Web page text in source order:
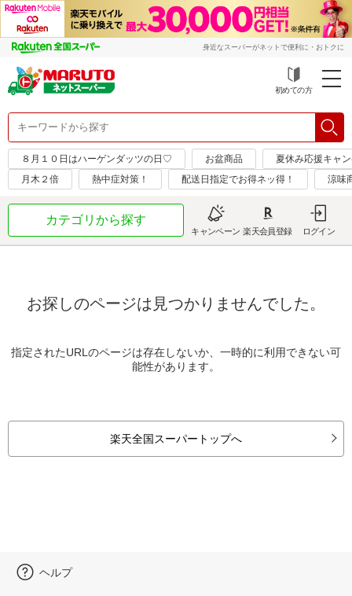
身近なスーパーがネットで便利に・おトクに
初めての方
８月１０日はハーゲンダッツの日♡ お盆商品
夏休み応援キャ
月木２倍
熱中症対策！ 配送日指定でお得ネッ得！ 涼味
カテゴリから探す
キャンペーン 楽天会員登録 ログイン
お探しのページは見つかりませんでした。
指定されたURLのページは存在しないか、一時的に利用できない可
能性があります。
楽天全国スーパートップへ
ヘルプ